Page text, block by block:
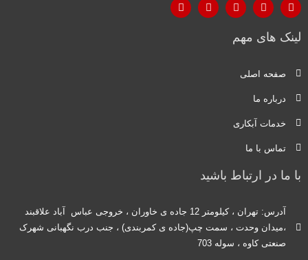
لینک های مهم
صفحه اصلی
درباره ما
خدمات آبکاری
تماس با ما
با ما در ارتباط باشید
آدرس: تهران ، کیلومتر 12 جاده ی خاوران ، خروجی عباس آباد علاقبند
،میدان وحدت ، سمت چپ(جاده ی کمربندی) ، جنب درب نگهبانی شهرک
صنعتی کاوه ، سوله 703